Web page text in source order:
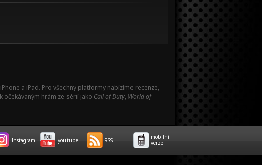
a iPad. Pro všechny platformy nabízíme recenze,
očekávaným hrám ze sérií jako Call of Duty, World of
Instagram youtube RSS
mobilní
verze